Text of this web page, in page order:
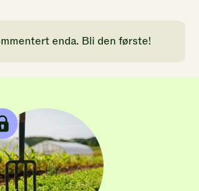
enda. Bli den første!